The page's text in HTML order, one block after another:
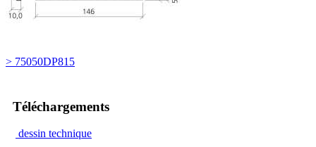
> 75050DP815
Téléchargements
dessin technique